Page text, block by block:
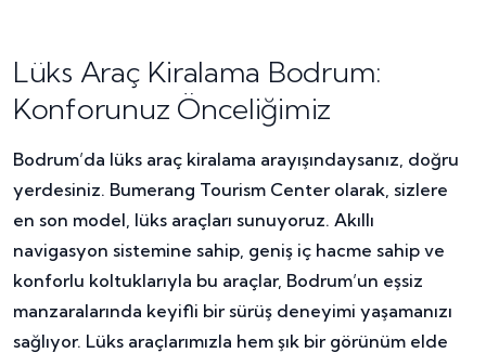
Lüks Araç Kiralama Bodrum:
Konforunuz Önceliğimiz
Bodrum’da lüks araç kiralama arayışındaysanız, doğru
yerdesiniz. Bumerang Tourism Center olarak, sizlere
en son model, lüks araçları sunuyoruz. Akıllı
navigasyon sistemine sahip, geniş iç hacme sahip ve
konforlu koltuklarıyla bu araçlar, Bodrum’un eşsiz
manzaralarında keyifli bir sürüş deneyimi yaşamanızı
sağlıyor. Lüks araçlarımızla hem şık bir görünüm elde